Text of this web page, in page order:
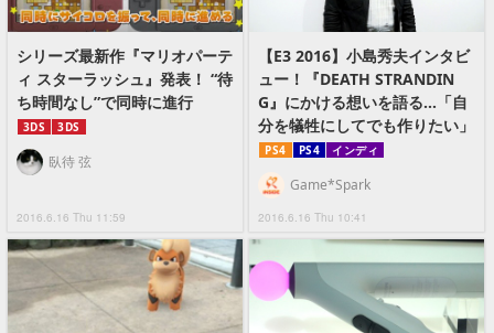
シリーズ最新作『マリオパーテ
ィ スターラッシュ』発表！ “待
ち時間なし”で同時に進行
3DS 3DS
2016.6.16 Thu 11:59
臥待 弦
【E3 2016】小島秀夫インタビ
ュー！『DEATH STRANDIN
G』にかける想いを語る…「自
分を犠牲にしてでも作りたい」
PS4 PS4 インディ
2016.6.16 Thu 10:41
Game*Spark